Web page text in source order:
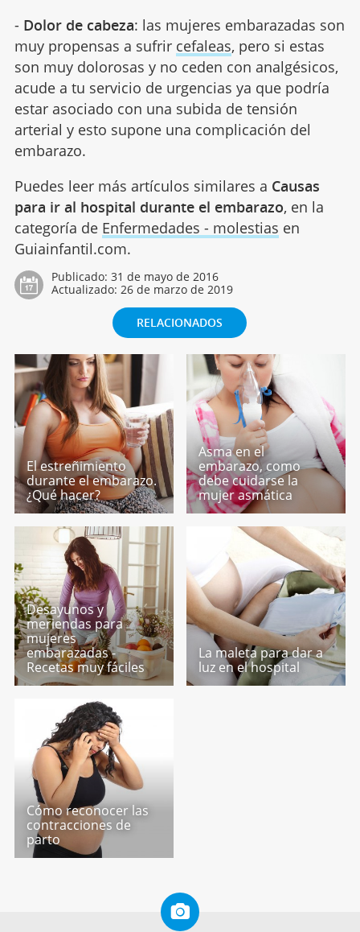
- Dolor de cabeza: las mujeres embarazadas son
muy propensas a sufrir cefaleas, pero si estas
son muy dolorosas y no ceden con analgésicos,
acude a tu servicio de urgencias ya que podría
estar asociado con una subida de tensión
arterial y esto supone una complicación del
embarazo.
Puedes leer más artículos similares a Causas
para ir al hospital durante el embarazo, en la
categoría de Enfermedades - molestias en
Guiainfantil.com.
Publicado: 31 de mayo de 2016
Actualizado: 26 de marzo de 2019
RELACIONADOS
El estreñimiento
durante el embarazo.
¿Qué hacer?
Asma en el
embarazo, como
debe cuidarse la
mujer asmática
Desayunos y
meriendas para
mujeres
embarazadas -
Recetas muy fáciles
La maleta para dar a
luz en el hospital
Cómo reconocer las
contracciones de
parto